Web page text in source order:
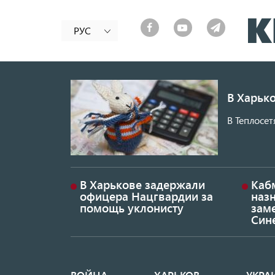
РУС
В
В
В Харькове задержали
офицера Нацгвардии за
помощь уклонисту